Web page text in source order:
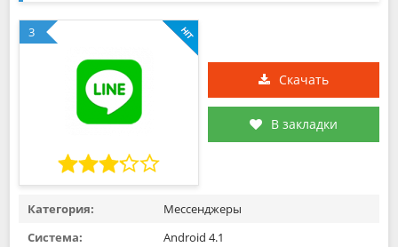
3
Скачать
В закладки
Категория:
Mессенджеры
Система:
Android 4.1